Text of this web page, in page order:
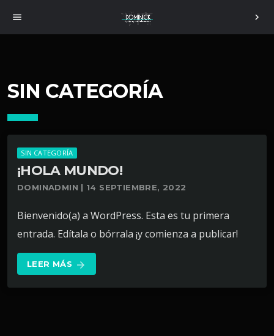
menu chevron_right
SIN CATEGORÍA
SIN CATEGORÍA
¡HOLA MUNDO!
DOMINADMIN | 14 SEPTIEMBRE, 2022
Bienvenido(a) a WordPress. Esta es tu primera
entrada. Edítala o bórrala ¡y comienza a publicar!
LEER MÁS arrow_forward